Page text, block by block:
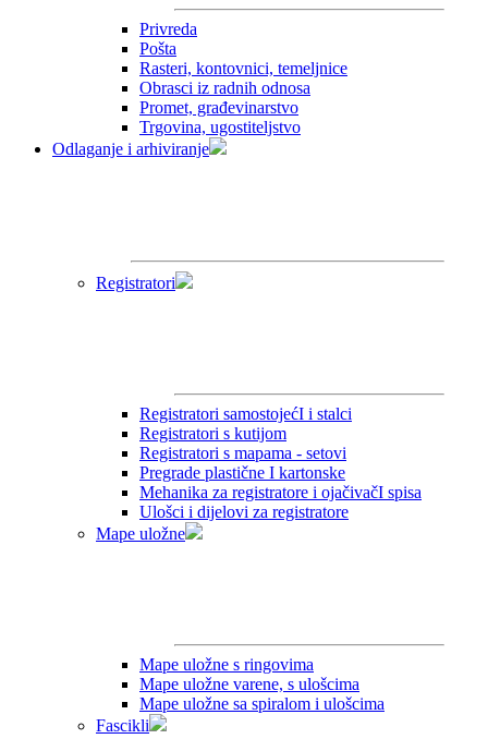
Privreda
Pošta
Rasteri, kontovnici, temeljnice
Obrasci iz radnih odnosa
Promet, građevinarstvo
Trgovina, ugostiteljstvo
Odlaganje i arhiviranje
Registratori
Registratori samostojećI i stalci
Registratori s kutijom
Registratori s mapama - setovi
Pregrade plastične I kartonske
Mehanika za registratore i ojačivačI spisa
Ulošci i dijelovi za registratore
Mape uložne
Mape uložne s ringovima
Mape uložne varene, s ulošcima
Mape uložne sa spiralom i ulošcima
Fascikli